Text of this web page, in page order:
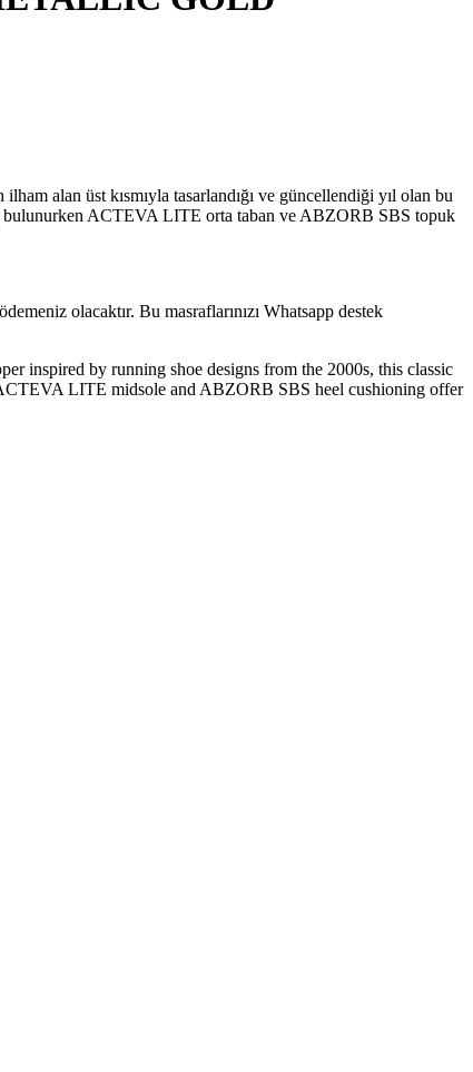
alan üst kısmıyla tasarlandığı ve güncellendiği yıl olan bu
bulunurken ACTEVA LITE orta taban ve ABZORB SBS topuk
olacaktır. Bu masraflarınızı Whatsapp destek
inspired by running shoe designs from the 2000s, this classic
LITE midsole and ABZORB SBS heel cushioning offer